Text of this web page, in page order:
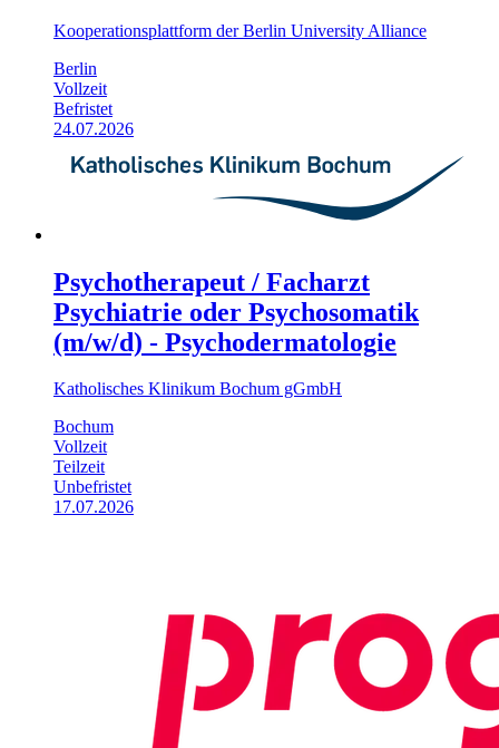
Kooperationsplattform der Berlin University Alliance
Berlin
Vollzeit
Befristet
24.07.2026
Psychotherapeut / Facharzt
Psychiatrie oder Psychosomatik
(m/w/d) - Psychodermatologie
Katholisches Klinikum Bochum gGmbH
Bochum
Vollzeit
Teilzeit
Unbefristet
17.07.2026